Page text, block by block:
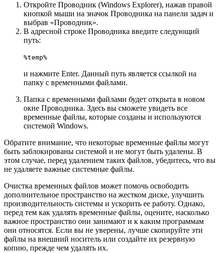
Откройте Проводник (Windows Explorer), нажав правой
кнопкой мыши на значок Проводника на панели задач и
выбрав «Проводник».
В адресной строке Проводника введите следующий
путь:
%temp%
и нажмите Enter. Данный путь является ссылкой на
папку с временными файлами.
Папка с временными файлами будет открыта в новом
окне Проводника. Здесь вы сможете увидеть все
временные файлы, которые созданы и используются
системой Windows.
Обратите внимание, что некоторые временные файлы могут
быть заблокированы системой и не могут быть удалены. В
этом случае, перед удалением таких файлов, убедитесь, что вы
не удаляете важные системные файлы.
Очистка временных файлов может помочь освободить
дополнительное пространство на жестком диске, улучшить
производительность системы и ускорить ее работу. Однако,
перед тем как удалять временные файлы, оцените, насколько
важное пространство они занимают и к каким программам
они относятся. Если вы не уверены, лучше скопируйте эти
файлы на внешний носитель или создайте их резервную
копию, прежде чем удалять их.